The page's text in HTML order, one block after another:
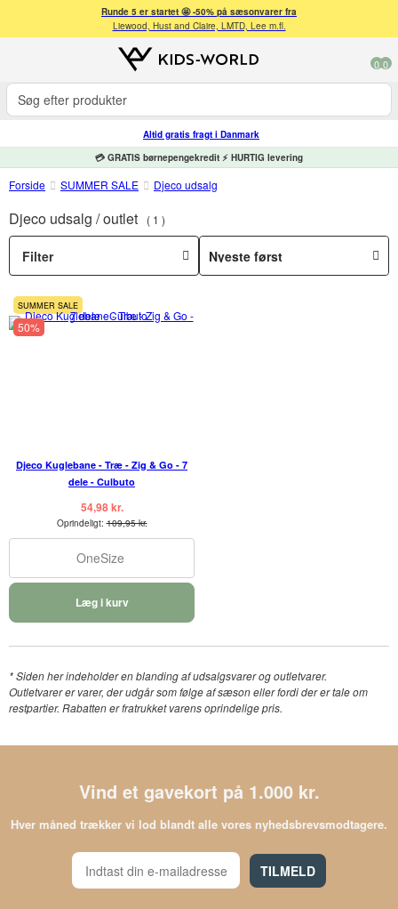
Runde 5 er startet 🤩 -50% på sæsonvarer fra
Liewood, Hust and Claire, LMTD, Lee m.fl.
0 0
Altid gratis fragt i Danmark
💳 GRATIS børnepengekredit ⚡ HURTIG levering
Forside SUMMER SALE Djeco udsalg
Djeco udsalg / outlet 1
Filter
SUMMER SALE
50%
Djeco Kuglebane - Træ - Zig & Go - 7
dele - Culbuto
54,98 kr.
Oprindeligt:109,95 kr.
OneSize
Læg i kurv
* Siden her indeholder en blanding af udsalgsvarer og outletvarer.
Outletvarer er varer, der udgår som følge af sæson eller fordi der er tale om
restpartier. Rabatten er fratrukket varens oprindelige pris.
Vind et gavekort på 1.000 kr.
Hver måned trækker vi lod blandt alle vores nyhedsbrevsmodtagere.
TILMELD